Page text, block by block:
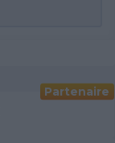
Partenaire